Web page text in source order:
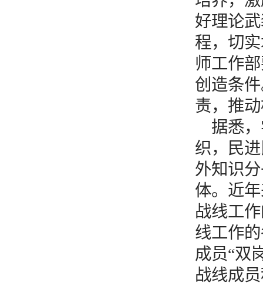
好理论
程，切
师工作
创造条
责，推
据悉
织，民
外知识
体。近
战线工
线工作
成员“双
战线成